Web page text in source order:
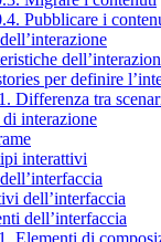
Pubblicare i
per definire
Differenza tra
interazione
interattivi
dell’interfaccia
dell’interfaccia
Elementi di